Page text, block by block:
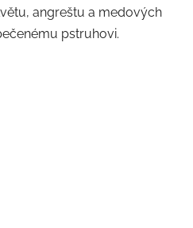
angreštu a medových
pstruhovi.